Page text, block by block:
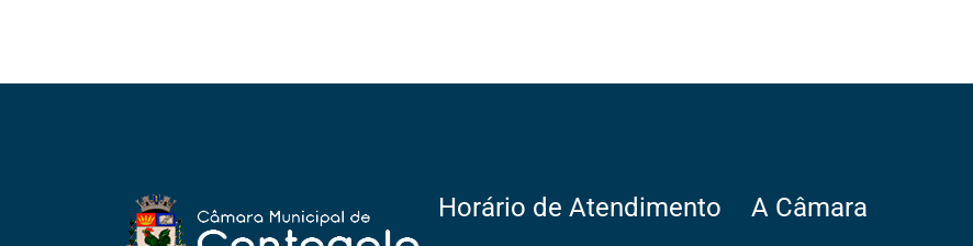
Horário de Atendimento A Câmara